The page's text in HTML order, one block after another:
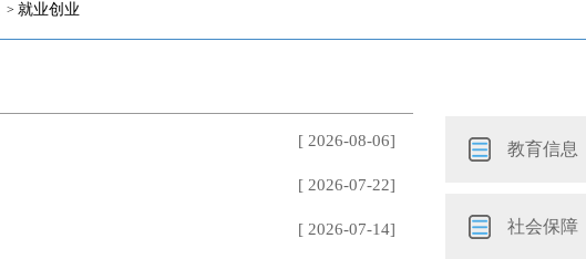
> 就业创业
[ 2026-08-06]
[ 2026-07-22]
[ 2026-07-14]
教育信息
社会保障